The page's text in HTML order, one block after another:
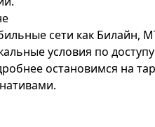
сети как Билайн,
условия по
остановимся на